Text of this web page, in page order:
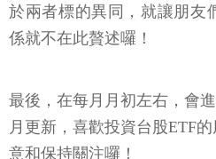
於兩者標的異同，就讓朋友
係就不在此贅述囉！
最後，在每月月初左右，會
月更新，喜歡投資台股ETF
意和保持關注囉！